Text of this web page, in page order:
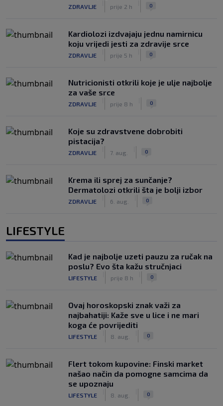
ZDRAVLJE prije 2 h 0
Kardiolozi izdvajaju jednu namirnicu
koju vrijedi jesti za zdravije srce
ZDRAVLJE prije 5 h 0
Nutricionisti otkrili koje je ulje najbolje
za vaše srce
ZDRAVLJE prije 8 h 0
Koje su zdravstvene dobrobiti
pistacija?
ZDRAVLJE 7. aug. 0
Krema ili sprej za sunčanje?
Dermatolozi otkrili šta je bolji izbor
ZDRAVLJE 6. aug. 0
LIFESTYLE
Kad je najbolje uzeti pauzu za ručak na
poslu? Evo šta kažu stručnjaci
LIFESTYLE prije 8 h 0
Ovaj horoskopski znak važi za
najbahatiji: Kaže sve u lice i ne mari
koga će povrijediti
LIFESTYLE 8. aug. 0
Flert tokom kupovine: Finski market
našao način da pomogne samcima da
se upoznaju
LIFESTYLE 8. aug. 0